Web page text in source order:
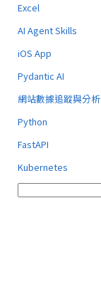
Excel
AI Agent Skills
iOS App
Pydantic AI
網站數據追蹤與分析
Python
FastAPI
Kubernetes